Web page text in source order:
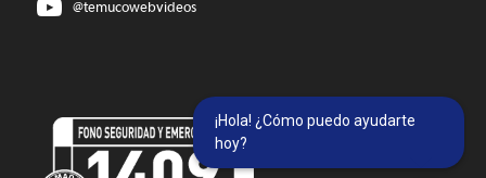
@temucowebvideos
¡Hola! ¿Cómo puedo ayudarte
hoy?